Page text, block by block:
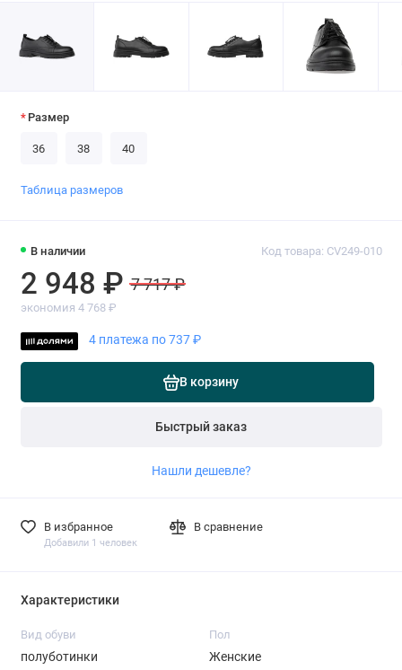
В наличии Код товара: CV249-010
2 948 ₽ 7 717 ₽
экономия 4 768 ₽
4 платежа по 737 ₽
В корзину
Быстрый заказ
Нашли дешевле?
В избранное
Добавили 1 человек
В сравнение
Размер
36 38 40
Таблица размеров
Характеристики
Вид обуви
полуботинки
Пол
Женские